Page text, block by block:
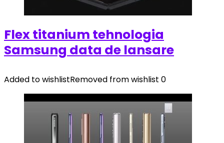
Flex titanium tehnologia
Samsung data de lansare
Added to wishlistRemoved from wishlist 0